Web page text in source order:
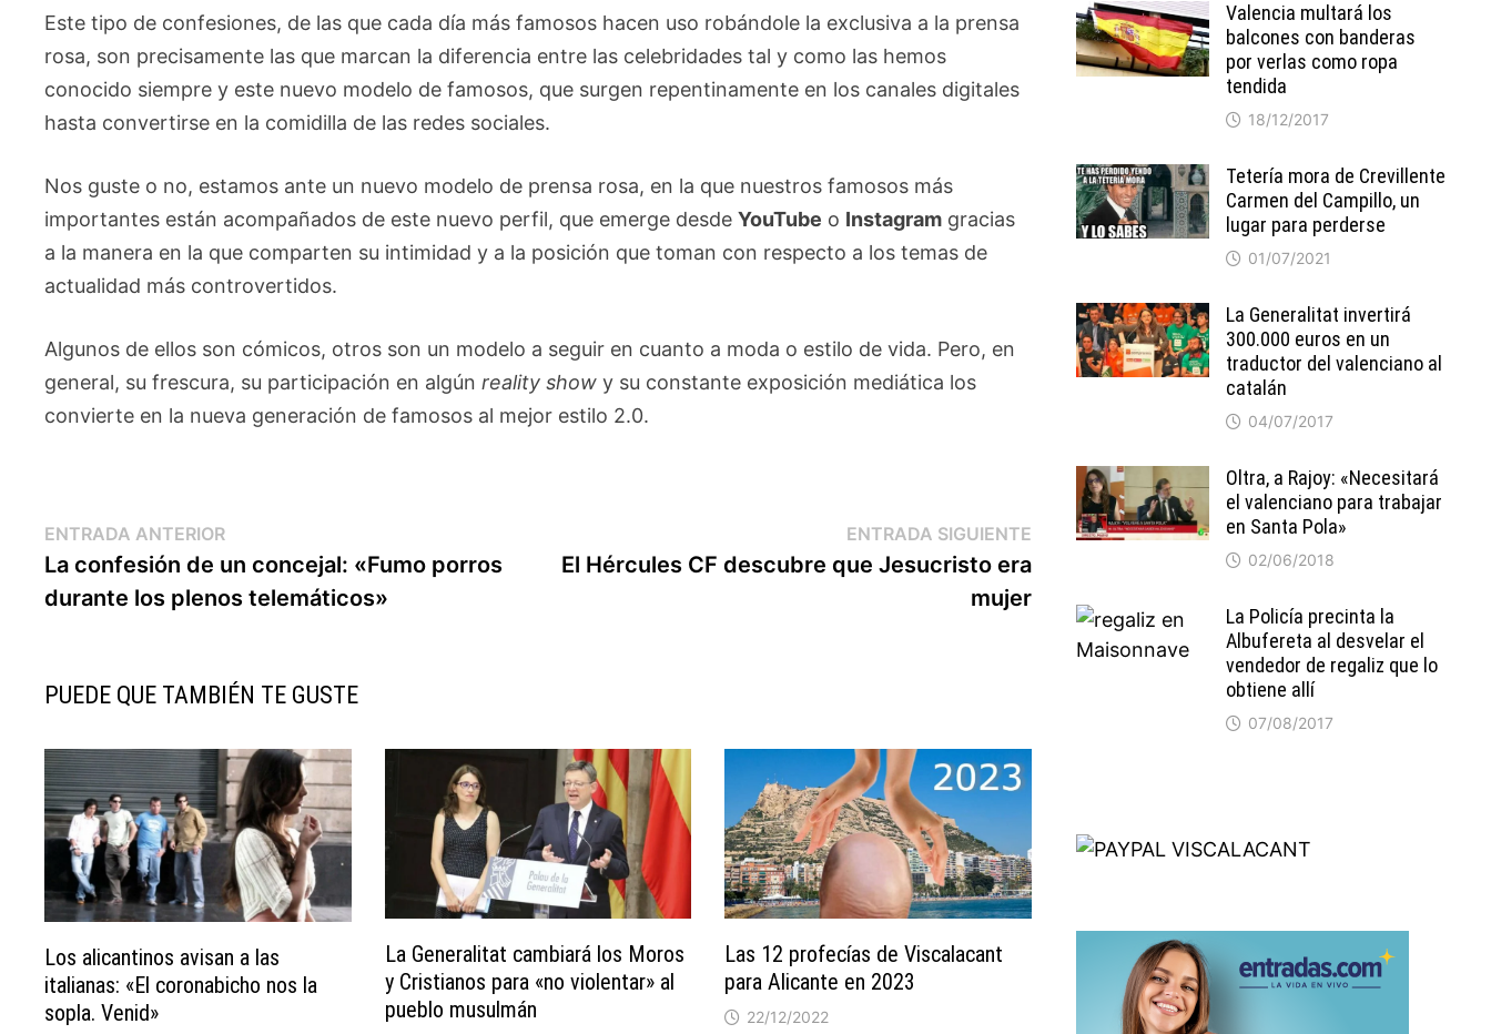
Este tipo de confesiones, de las que cada día más famosos hacen uso robándole la exclusiva a la prensa
rosa, son precisamente las que marcan la diferencia entre las celebridades tal y como las hemos
conocido siempre y este nuevo modelo de famosos, que surgen repentinamente en los canales digitales
hasta convertirse en la comidilla de las redes sociales.
Nos guste o no, estamos ante un nuevo modelo de prensa rosa, en la que nuestros famosos más
importantes están acompañados de este nuevo perfil, que emerge desdeYouTube o Instagram gracias
a la manera en la que comparten su intimidad y a la posición que toman con respecto a los temas de
actualidad más controvertidos.
Algunos de ellos son cómicos, otros son un modelo a seguir en cuanto a moda o estilo de vida. Pero, en
general, su frescura, su participación en algúnreality show y su constante exposición mediática los
convierte en la nueva generación de famosos al mejor estilo 2.0.
Navegación
de
ENTRADA ANTERIOREntrada
anterior:
La confesión de un concejal: «Fumo porros
durante los plenos telemáticos»
ENTRADA SIGUIENTEEntrada
siguiente:
El Hércules CF descubre que Jesucristo era
mujer
PUEDE QUE TAMBIÉN TE GUSTE
Los alicantinos avisan a las
italianas: «El coronabicho nos la
sopla. Venid»
La Generalitat cambiará los Moros
y Cristianos para «no violentar» al
pueblo musulmán
Las 12 profecías de Viscalacant
para Alicante en 2023
22/12/2022
Valencia multará los
balcones con banderas
por verlas como ropa
tendida
18/12/2017
Tetería mora de Crevillente
Carmen del Campillo, un
lugar para perderse
01/07/2021
La Generalitat invertirá
300.000 euros en un
traductor del valenciano al
catalán
04/07/2017
Oltra, a Rajoy: «Necesitará
el valenciano para trabajar
en Santa Pola»
02/06/2018
La Policía precinta la
Albufereta al desvelar el
vendedor de regaliz que lo
obtiene allí
07/08/2017